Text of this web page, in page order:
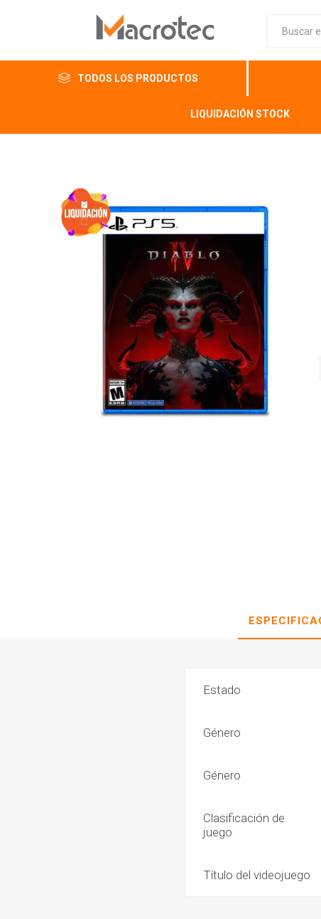
TODOS LOS PRODUCTOS
LIQUIDACIÓN STOCK
Estado
Género
Género
Clasificación de
juego
Título del videojuego